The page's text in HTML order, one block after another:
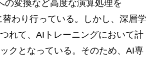
変換など高度な演算処理を
わり行っている。しかし、深層学
れて、AIトレーニングにおいて計
クとなっている。そのため、AI専